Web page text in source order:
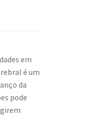
em
é um
da
pode